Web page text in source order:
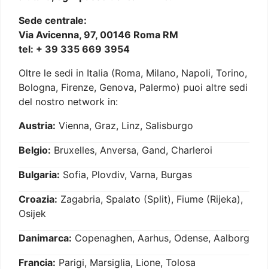
Sede centrale:
Via Avicenna, 97, 00146 Roma RM
tel: + 39 335 669 3954
Oltre le sedi in Italia (Roma, Milano, Napoli, Torino,
Bologna, Firenze, Genova, Palermo) puoi altre sedi
del nostro network in:
Austria: Vienna, Graz, Linz, Salisburgo
Belgio: Bruxelles, Anversa, Gand, Charleroi
Bulgaria: Sofia, Plovdiv, Varna, Burgas
Croazia: Zagabria, Spalato (Split), Fiume (Rijeka),
Osijek
Danimarca: Copenaghen, Aarhus, Odense, Aalborg
Francia: Parigi, Marsiglia, Lione, Tolosa